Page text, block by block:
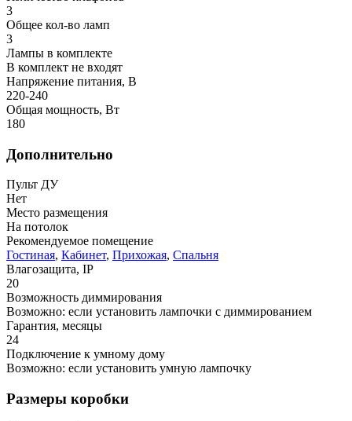
3
Общее кол-во ламп
3
Лампы в комплекте
В комплект не входят
Напряжение питания, В
220-240
Общая мощность, Вт
180
Дополнительно
Пульт ДУ
Нет
Место размещения
На потолок
Рекомендуемое помещение
Гостиная, Кабинет, Прихожая, Спальня
Влагозащита, IP
20
Возможность диммирования
Возможно: если установить лампочки с диммированием
Гарантия, месяцы
24
Подключение к умному дому
Возможно: если установить умную лампочку
Размеры коробки